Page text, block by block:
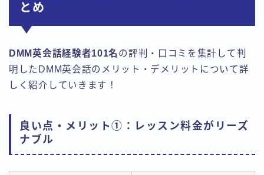
とめ
DMM英会話経験者101名 の評判・口コミを集計して判
明したDMM英会話のメリット・デメリットについて詳
しく紹介していきます！
良い点・メリット①：レッスン料金がリーズ
ナブル